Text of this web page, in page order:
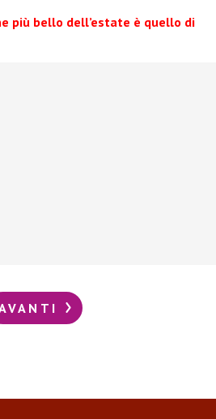
più bello dell’estate è quello di